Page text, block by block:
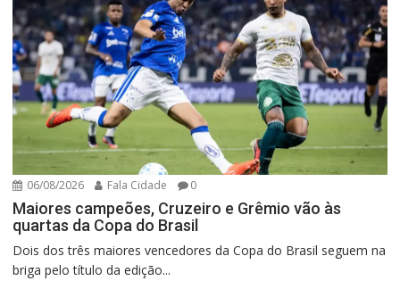
06/08/2026 Fala Cidade 0
Maiores campeões, Cruzeiro e Grêmio vão às
quartas da Copa do Brasil
Dois dos três maiores vencedores da Copa do Brasil seguem na
briga pelo título da edição...